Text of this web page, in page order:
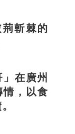
斬棘的
在廣州
，以食